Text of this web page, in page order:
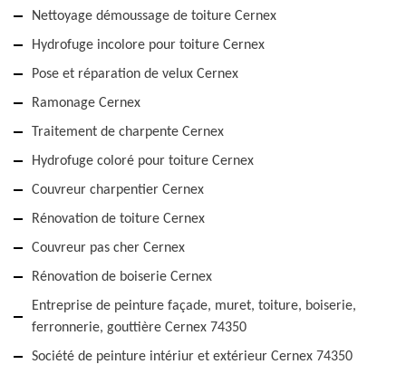
Nettoyage démoussage de toiture Cernex
Hydrofuge incolore pour toiture Cernex
Pose et réparation de velux Cernex
Ramonage Cernex
Traitement de charpente Cernex
Hydrofuge coloré pour toiture Cernex
Couvreur charpentier Cernex
Rénovation de toiture Cernex
Couvreur pas cher Cernex
Rénovation de boiserie Cernex
Entreprise de peinture façade, muret, toiture, boiserie,
ferronnerie, gouttière Cernex 74350
Société de peinture intériur et extérieur Cernex 74350